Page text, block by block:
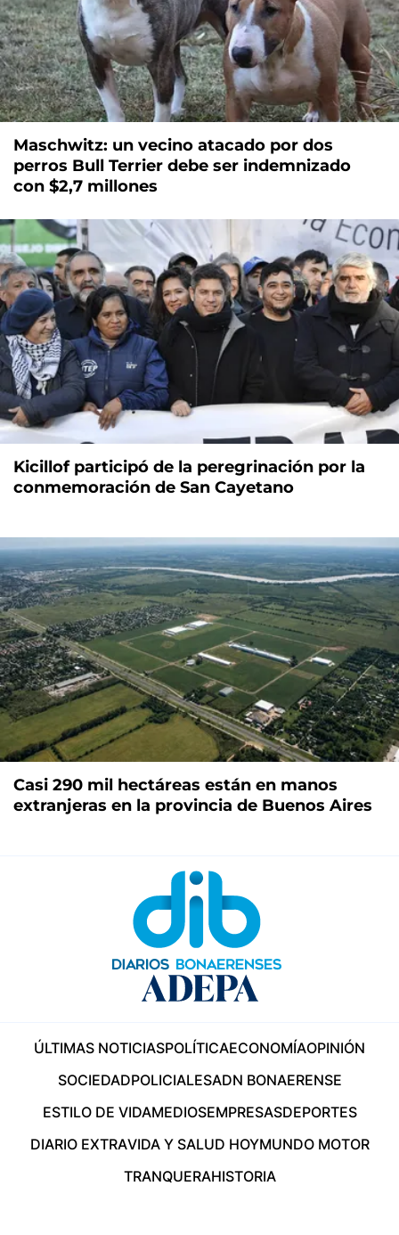
Maschwitz: un vecino atacado por dos
perros Bull Terrier debe ser indemnizado
Kicillof participó de la peregrinación por la
Casi 290 mil hectáreas están en manos
ÚLTIMAS NOTICIASPOLÍTICAECONOMÍAOPINIÓN
SOCIEDADPOLICIALESADN BONAERENSE
ESTILO DE VIDAMEDIOSEMPRESASDEPORTES
DIARIO EXTRAVIDA Y SALUD HOYMUNDO MOTOR